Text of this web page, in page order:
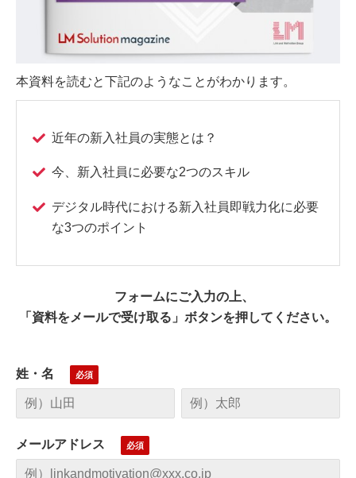
本資料を読むと下記のようなことがわかります。
近年の新入社員の実態とは？
今、新入社員に必要な2つのスキル
デジタル時代における新入社員即戦力化に必要
な3つのポイント
フォームにご入力の上、
「資料をメールで受け取る」ボタンを押してください。
姓・名
メールアドレス